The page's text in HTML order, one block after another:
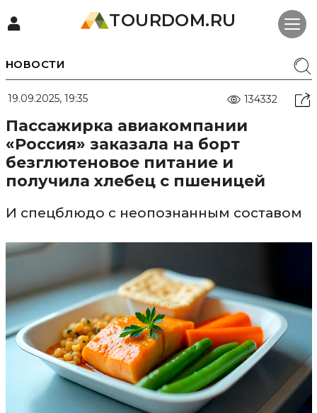
TOURDOM.RU
НОВОСТИ
19.09.2025, 19:35 134332
Пассажирка авиакомпании
«Россия» заказала на борт
безглютеновое питание и
получила хлебец с пшеницей
И спецблюдо с неопознанным составом